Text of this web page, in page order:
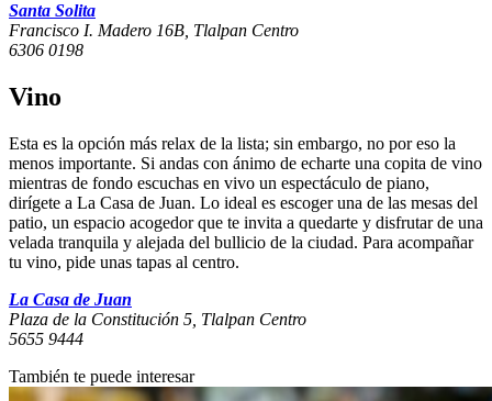
Santa Solita
Francisco I. Madero 16B, Tlalpan Centro
6306 0198
Vino
Esta es la opción más relax de la lista; sin embargo, no por eso la
menos importante. Si andas con ánimo de echarte una copita de vino
mientras de fondo escuchas en vivo un espectáculo de piano,
dirígete a La Casa de Juan. Lo ideal es escoger una de las mesas del
patio, un espacio acogedor que te invita a quedarte y disfrutar de una
velada tranquila y alejada del bullicio de la ciudad. Para acompañar
tu vino, pide unas tapas al centro.
La Casa de Juan
Plaza de la Constitución 5, Tlalpan Centro
5655 9444
También te puede interesar